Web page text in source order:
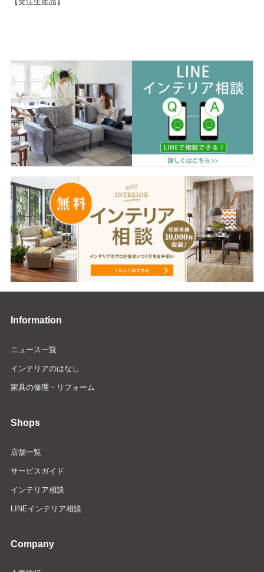
Information
ニュース一覧
インテリアのはなし
家具の修理・リフォーム
Shops
店舗一覧
サービスガイド
インテリア相談
LINEインテリア相談
Company